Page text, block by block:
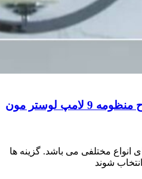
لوستر مون
انواع مختلفی می باشد. گزینه ها
شوند